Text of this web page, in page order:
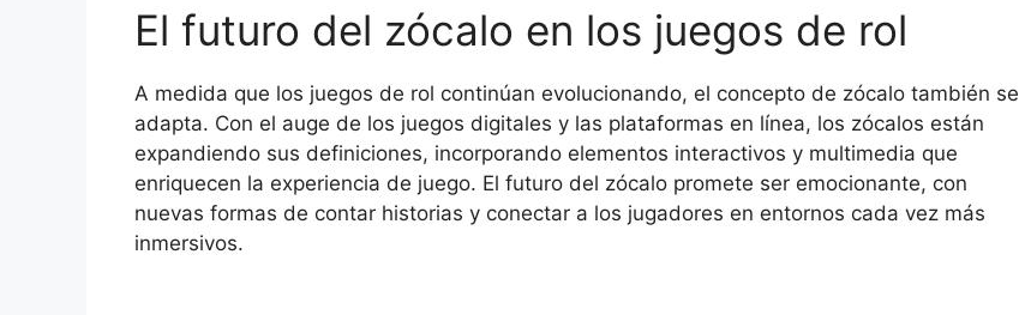
El futuro del zócalo en los juegos de rol
A medida que los juegos de rol continúan evolucionando, el concepto de zócalo también se
adapta. Con el auge de los juegos digitales y las plataformas en línea, los zócalos están
expandiendo sus definiciones, incorporando elementos interactivos y multimedia que
enriquecen la experiencia de juego. El futuro del zócalo promete ser emocionante, con
nuevas formas de contar historias y conectar a los jugadores en entornos cada vez más
inmersivos.